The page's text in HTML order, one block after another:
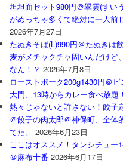
坦坦面セット980円＠翠雲(すい
がめっちゃ多くて絶対に一人前
2026年7月27日
たぬきそば(L)990円＠たぬきは
麦がメチャクチャ固いんだけど
なん！？ 2026年7月8日
ローストポーク200g1430円＠
大門、13時からカレー食べ放題！
熱々じゃないと許さない！餃子
＠餃子の肉太郎＠神保町、全体
てた。
2026年6月23日
ここはオススメ！タンシチュー
＠麻布十番 2026年6月17日